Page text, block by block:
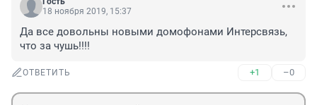
18 ноября 2019, 15:37
Да все довольны новыми домофонами Интерсвязь,
что за чушь!!!!
ОТВЕТИТЬ +1 –0